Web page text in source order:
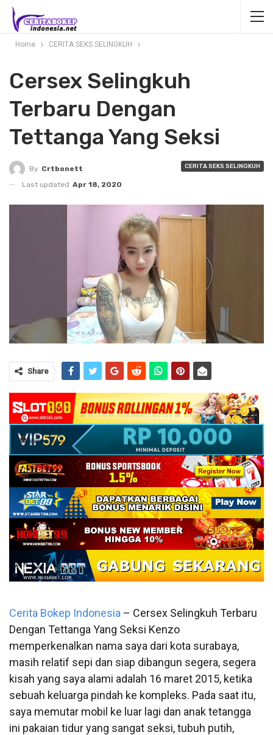
Home CERITA SEKS SELINGKUH
Cersex Selingkuh
Terbaru Dengan
Tettanga Yang Seksi
CERITA SEKS SELINGKUH
By Crtbonett
Last updated Apr 18, 2020
Share
Cerita Bokep Indonesia – Cersex Selingkuh Terbaru
Dengan Tettanga Yang Seksi Kenzo
memperkenalkan nama saya dari kota surabaya,
masih relatif sepi dan siap dibangun segera, segera
kisah yang saya alami adalah 16 maret 2015, ketika
sebuah keluarga pindah ke kompleks. Pada saat itu,
saya memutar mobil ke luar lagi dan anak tetangga
ini pakaian tidur yang sangat seksi, tubuh putih,